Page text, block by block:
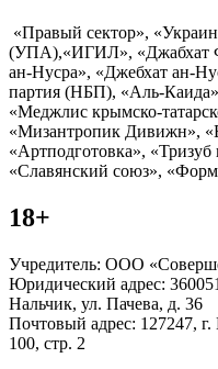
«Правый сектор»,
(УПА),«ИГИЛ», «Джабхат
ан-Нусра», «Джебхат ан-
партия (НБП), «Аль-
«Меджлис крымско-
«Мизантропик Дивижн»,
«Артподготовка»,
«Славянский союз»,
18+
Учредитель: ООО
Юридический адрес:
Нальчик, ул. Пачева, д. 36
Почтовый адрес: 127247,
100, стр. 2